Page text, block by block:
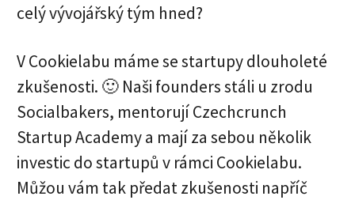
celý vývojářský tým hned?
V Cookielabu máme se startupy dlouholeté
zkušenosti. 🙂 Naši founders stáli u zrodu
Socialbakers, mentorují Czechcrunch
Startup Academy a mají za sebou několik
investic do startupů v rámci Cookielabu.
Můžou vám tak předat zkušenosti napříč